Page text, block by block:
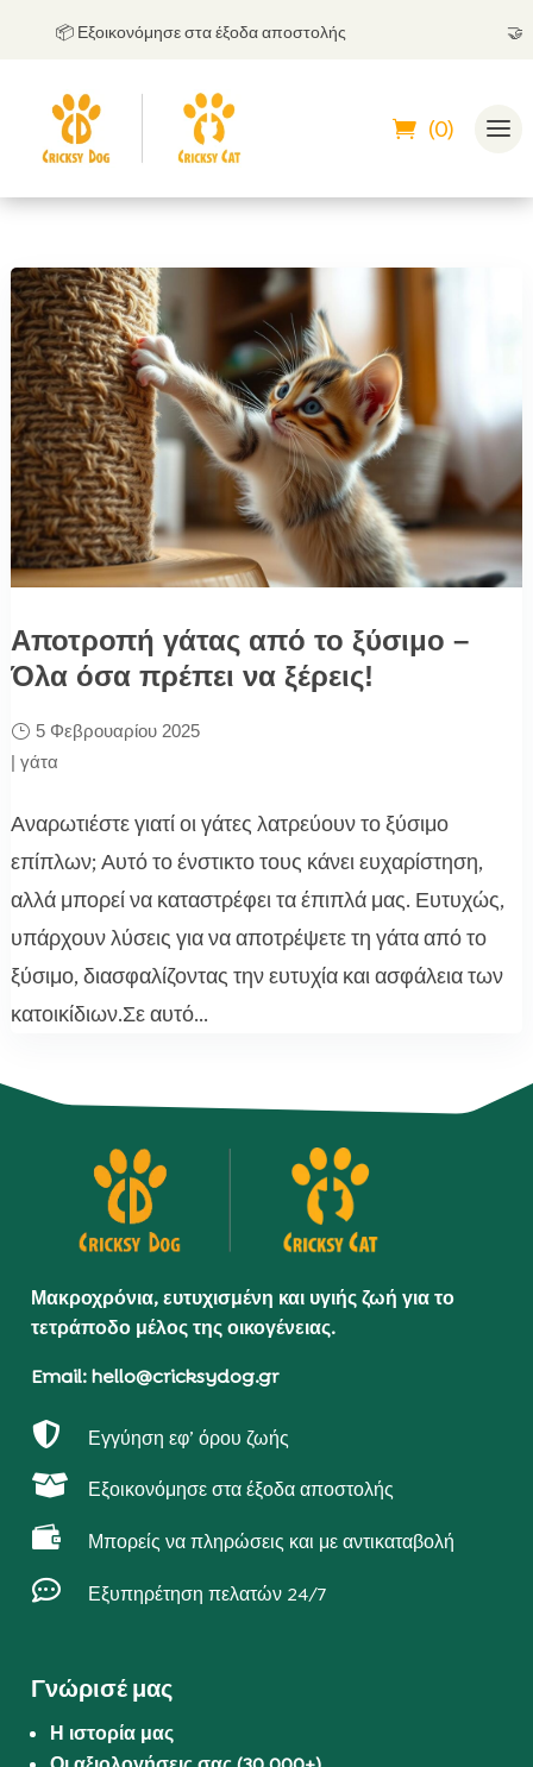
📦 Εξοικονόμησε στα έξοδα αποστολής
(0)
Αποτροπή γάτας από το ξύσιμο –
Όλα όσα πρέπει να ξέρεις!
5 Φεβρουαρίου 2025
| γάτα
Αναρωτιέστε γιατί οι γάτες λατρεύουν το ξύσιμο
επίπλων; Αυτό το ένστικτο τους κάνει ευχαρίστηση,
αλλά μπορεί να καταστρέφει τα έπιπλά μας. Ευτυχώς,
υπάρχουν λύσεις για να αποτρέψετε τη γάτα από το
ξύσιμο, διασφαλίζοντας την ευτυχία και ασφάλεια των
κατοικίδιων.Σε αυτό...
Μακροχρόνια, ευτυχισμένη και υγιής ζωή για το
τετράποδο μέλος της οικογένειας.
Email: hello@cricksydog.gr
 Εγγύηση εφ’ όρου ζωής
 Εξοικονόμησε στα έξοδα αποστολής
 Μπορείς να πληρώσεις και με αντικαταβολή
 Εξυπηρέτηση πελατών 24/7
Γνώρισέ μας
Η ιστορία μας